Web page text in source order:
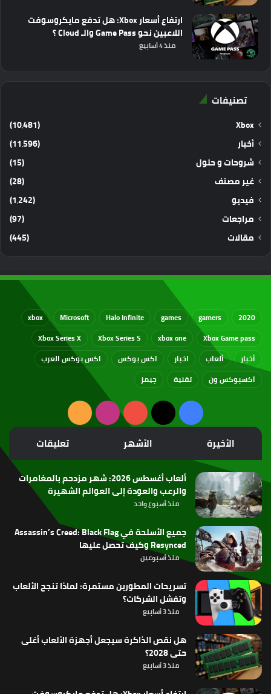
ارتفاع أسعار Xbox: هل تدفع مايكروسوفت
اللاعبين نحو Game Pass والـ Cloud ؟
منذ 4 أسابيع
تصنيفات
Xbox
(10٬481)
أخبار
(11٬596)
شروحات و حلول
(15)
غير مصنف
(28)
فيديو
(1٬242)
مراجعات
(97)
مقالات
(445)
2020
gamers
games
Halo Infinite
Microsoft
xbox
Xbox Game pass
xbox one
Xbox Series S
Xbox Series X
أخبار
ألعاب اخبار اكس بوكس
اكس بوكس العرب
اكسبوكس ون
تقنية جيمز
فيسبوك
‫X
‫YouTubeانستقرامملخص
الموقع
RSS
الأخيرة الأشهر تعليقات
ألعاب أغسطس 2026: شهر مزدحم بالمغامرات
والرعب والعودة إلى العوالم الشهيرة
منذ أسبوع واحد
جميع الأسلحة في Assassin’s Creed: Black Flag
Resynced وكيف تحصل عليها
منذ أسبوعين
تسريحات المطورين مستمرة: لماذا تنجح الألعاب
وتفشل الشركات؟
منذ 3 أسابيع
هل نقص الذاكرة سيجعل أجهزة الألعاب أغلى
حتى 2028؟
منذ 3 أسابيع